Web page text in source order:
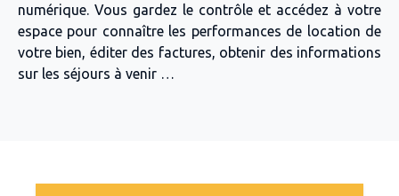
numérique. Vous gardez le contrôle et accédez à votre
espace pour connaître les performances de location de
votre bien, éditer des factures, obtenir des informations
sur les séjours à venir …